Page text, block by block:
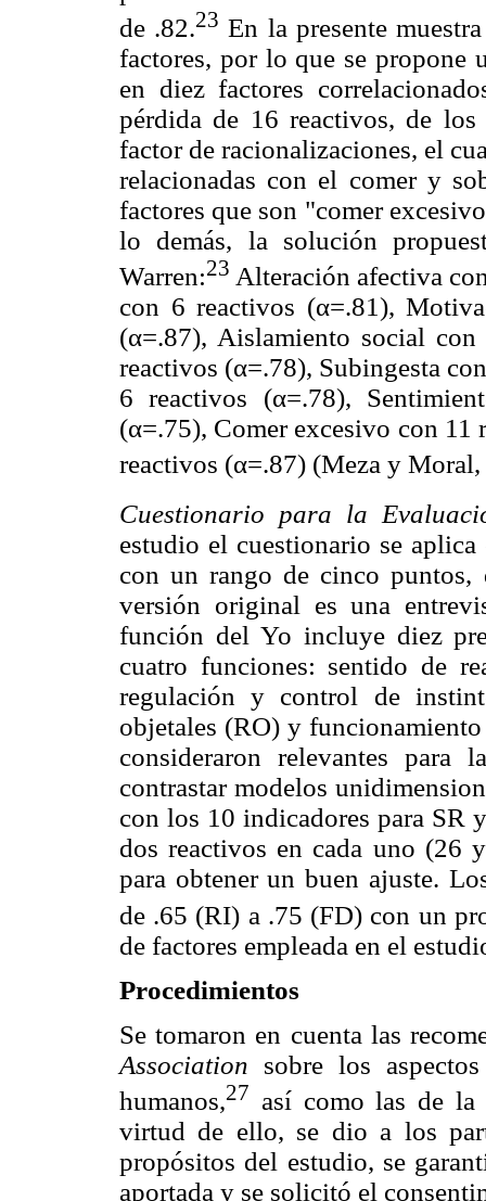
de .82.23 En la presente
factores, por lo que se propone
en diez factores
pérdida de 16 reactivos, de
factor de racionalizaciones, el
relacionadas con el comer y
factores que son "comer
lo demás, la solución
Warren:23 Alteración afectiva
con 6 reactivos (α=.81),
(α=.87), Aislamiento social
reactivos (α=.78), Subingesta
6 reactivos (α=.78),
(α=.75), Comer excesivo con 11
reactivos (α=.87) (Meza y
Cuestionario para la
estudio el cuestionario se
con un rango de cinco puntos,
versión original es una
función del Yo incluye diez
cuatro funciones: sentido de
regulación y control de
objetales (RO) y
consideraron relevantes para
contrastar modelos
con los 10 indicadores para SR
dos reactivos en cada uno (26
para obtener un buen ajuste.
de .65 (RI) a .75 (FD) con un
de factores empleada en el
Procedimientos
Se tomaron en cuenta las
Association sobre los
humanos,27 así como las de la
virtud de ello, se dio a los
propósitos del estudio, se
aportada y se solicitó el